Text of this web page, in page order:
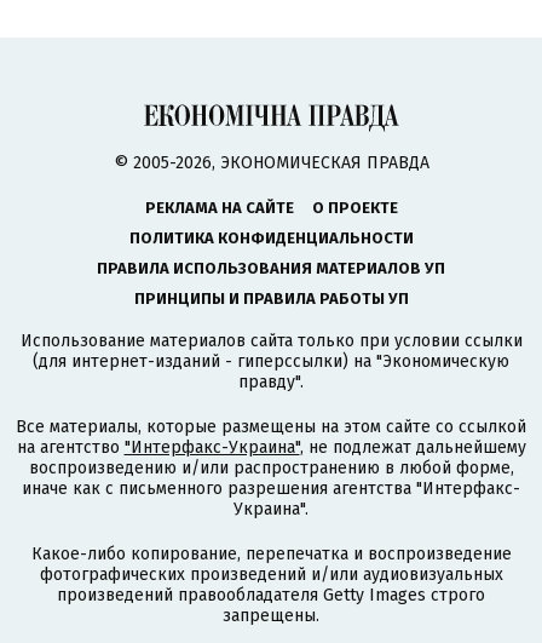
© 2005-2026, ЭКОНОМИЧЕСКАЯ ПРАВДА
РЕКЛАМА НА САЙТЕ
О ПРОЕКТЕ
ПОЛИТИКА КОНФИДЕНЦИАЛЬНОСТИ
ПРАВИЛА ИСПОЛЬЗОВАНИЯ МАТЕРИАЛОВ УП
ПРИНЦИПЫ И ПРАВИЛА РАБОТЫ УП
Использование материалов сайта только при условии ссылки
(для интернет-изданий - гиперссылки) на "Экономическую
правду".
Все материалы, которые размещены на этом сайте со ссылкой
на агентство "Интерфакс-Украина", не подлежат дальнейшему
воспроизведению и/или распространению в любой форме,
иначе как с письменного разрешения агентства "Интерфакс-
Украина".
Какое-либо копирование, перепечатка и воспроизведение
фотографических произведений и/или аудиовизуальных
произведений правообладателя Getty Images строго
запрещены.